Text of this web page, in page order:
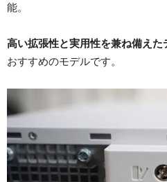
能。
高い拡張性と実用性を兼ね備えた
おすすめのモデルです。